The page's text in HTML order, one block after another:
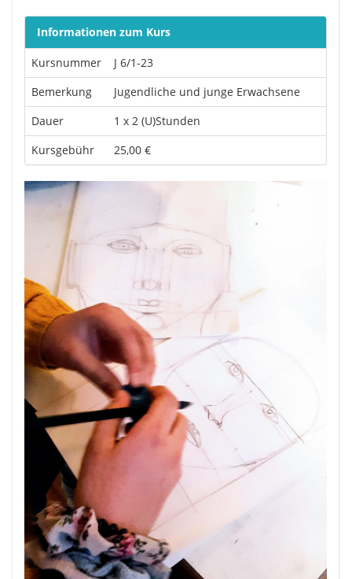
Informationen zum Kurs
Kursnummer
J 6/1-23
Bemerkung
Jugendliche und junge Erwachsene
Dauer
1 x 2 (U)Stunden
Kursgebühr
25,00 €